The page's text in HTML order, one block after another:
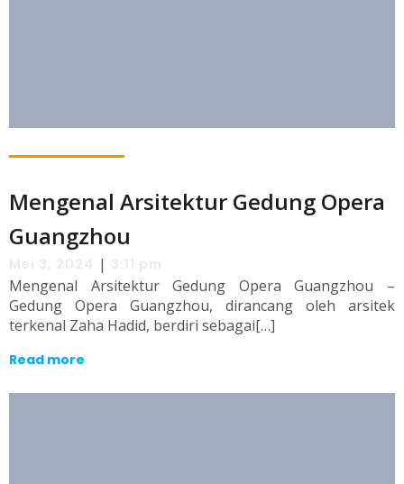
Mengenal Arsitektur Gedung Opera
Guangzhou
|
Mengenal Arsitektur Gedung Opera Guangzhou –
Gedung Opera Guangzhou, dirancang oleh arsitek
terkenal Zaha Hadid, berdiri sebagai[…]
Read more